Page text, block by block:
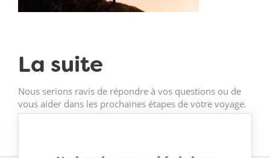
La suite
Nous serions ravis de répondre à vos questions ou de
vous aider dans les prochaines étapes de votre voyage.